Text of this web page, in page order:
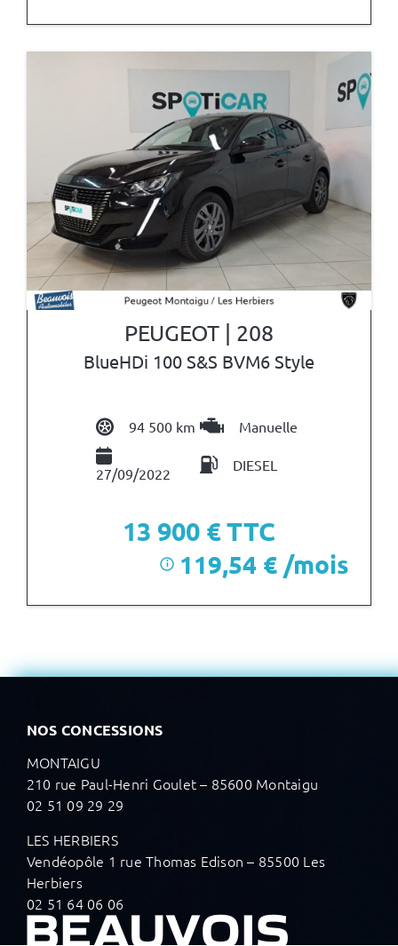
PEUGEOT | 208
BlueHDi 100 S&S BVM6 Style
94 500 km Manuelle
27/09/2022 DIESEL
13 900 € TTC
i 119,54 € /mois
NOS CONCESSIONS
MONTAIGU
210 rue Paul-Henri Goulet – 85600 Montaigu
02 51 09 29 29
LES HERBIERS
Vendéopôle 1 rue Thomas Edison – 85500 Les
Herbiers
02 51 64 06 06